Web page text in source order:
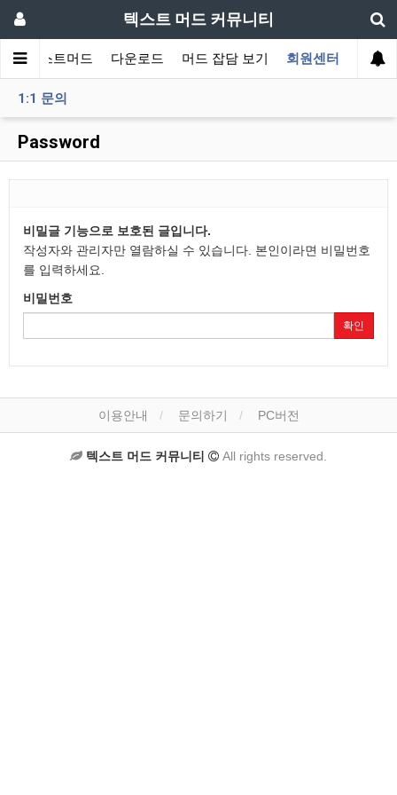
텍스트 머드 커뮤니티
텍스트머드 다운로드 머드 잡담 보기 회원센터
1:1 문의
Password
비밀글 기능으로 보호된 글입니다.
작성자와 관리자만 열람하실 수 있습니다. 본인이라면 비밀번호
를 입력하세요.
비밀번호
확인
이용안내 문의하기 PC버전
텍스트 머드 커뮤니티 All rights reserved.